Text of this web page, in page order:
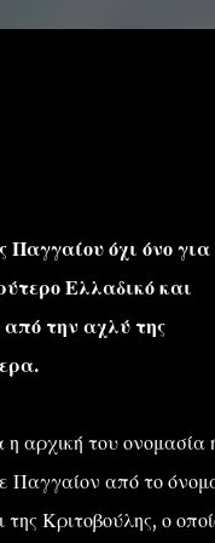
ABOUT
όχι όνο για
Ελλαδικό και
την αχλύ της
αρχική του ονομασία
Παγγαίον από το
Κριτοβούλης, ο